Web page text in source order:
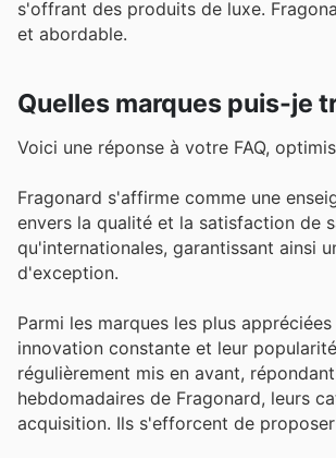
s'offrant des produits de luxe.
et abordable.
Quelles marques puis-je
Voici une réponse à votre FAQ,
Fragonard s'affirme comme une
envers la qualité et la satisfaction de
qu'internationales, garantissant ainsi
d'exception.
Parmi les marques les plus
innovation constante et leur
régulièrement mis en avant,
hebdomadaires de Fragonard, leurs
acquisition. Ils s'efforcent de